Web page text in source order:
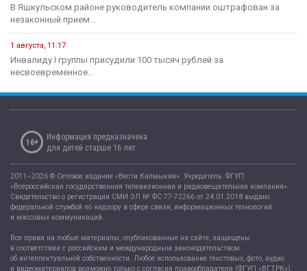
В Калмыкии, в Национальной библиотеке им. А. Амур-Санана,
прошла...
20 июля, 09:39
Сегодня — Международный день шахмат.
Спорт
Хоккейная команда «Динамо-Элиста» - Чемпион
4 июня, 10:27
Евгений Джакураев назначен тренером сборной России по
армрестлингу
17 мая, 13:54
В Калмыкии прошел турнир по рукопашному бою памяти павших...
14 мая, 07:40